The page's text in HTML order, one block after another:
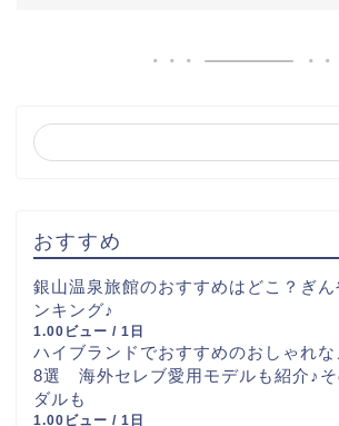
おすすめ
銀山温泉旅館のおすすめはどこ？ぎ
ンキング♪
1.00ビュー / 1日
ハイブランドでおすすめのおしゃれ
8選 海外セレブ愛用モデルも紹介♪そ
ダルも
1.00ビュー / 1日